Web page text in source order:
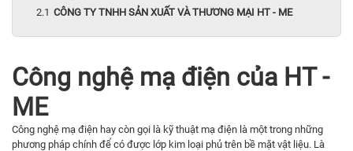
CÔNG TY TNHH SẢN XUẤT VÀ THƯƠNG MẠI HT - ME
Công nghệ mạ điện của HT -
ME
Công nghệ mạ điện hay còn gọi là kỹ thuật mạ điện là một trong những
phương pháp chính để có được lớp kim loại phủ trên bề mặt vật liệu. Là